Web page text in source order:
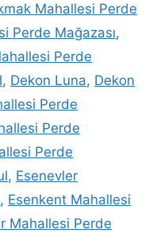
Mahallesi Perde
Perde Mağazası,
Perde
, Dekon Luna, Dekon
Perde
Perde
Perde
, Esenevler
, Esenkent Mahallesi
Mahallesi Perde